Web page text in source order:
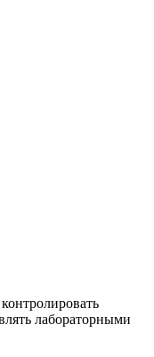
лабораторными